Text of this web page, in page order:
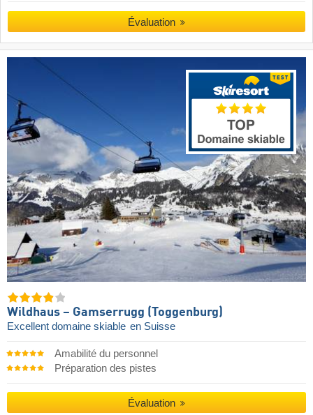
Évaluation
Wildhaus – Gamserrugg (Toggenburg)
Excellent domaine skiable en Suisse
Amabilité du personnel
Préparation des pistes
Évaluation